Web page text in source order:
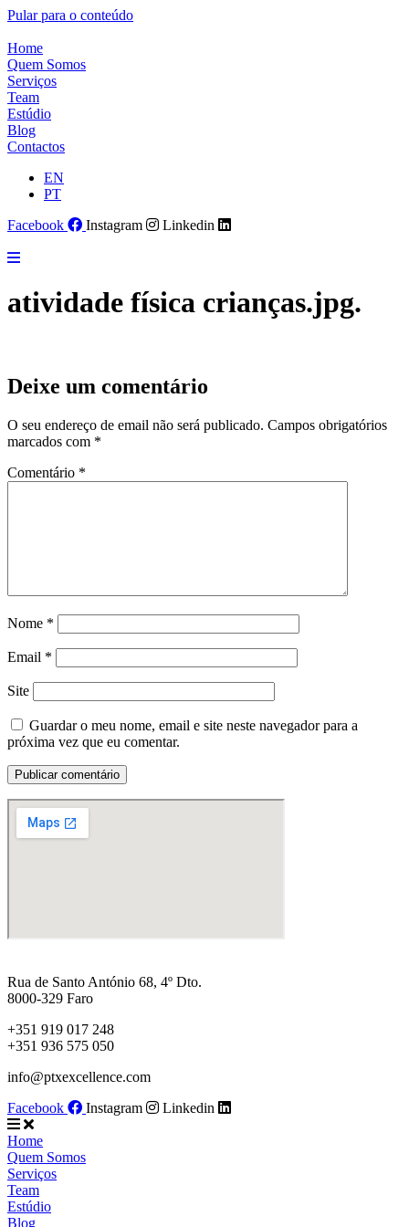
Pular para o conteúdo
Home
Quem Somos
Serviços
Team
Estúdio
Blog
Contactos
EN
PT
Facebook
Instagram Linkedin
atividade física crianças.jpg.
Deixe um comentário
O seu endereço de email não será publicado. Campos obrigatórios
marcados com *
Comentário *
Nome *
Email *
Site
Guardar o meu nome, email e site neste navegador para a
próxima vez que eu comentar.
Rua de Santo António 68, 4º Dto.
8000-329 Faro
+351 919 017 248
+351 936 575 050
info@ptxexcellence.com
Facebook
Instagram Linkedin
Home
Quem Somos
Serviços
Team
Estúdio
Blog